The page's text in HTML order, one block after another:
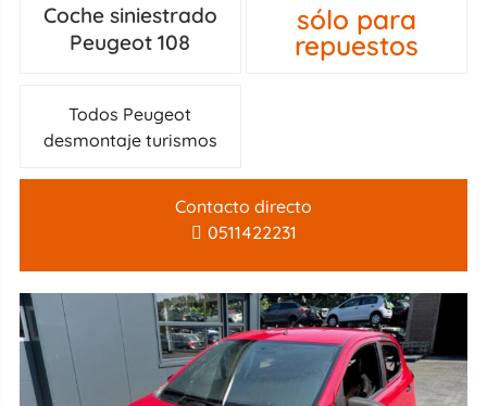
Coche siniestrado
Peugeot 108
sólo para
repuestos
Todos Peugeot
desmontaje turismos
Contacto directo
0511422231